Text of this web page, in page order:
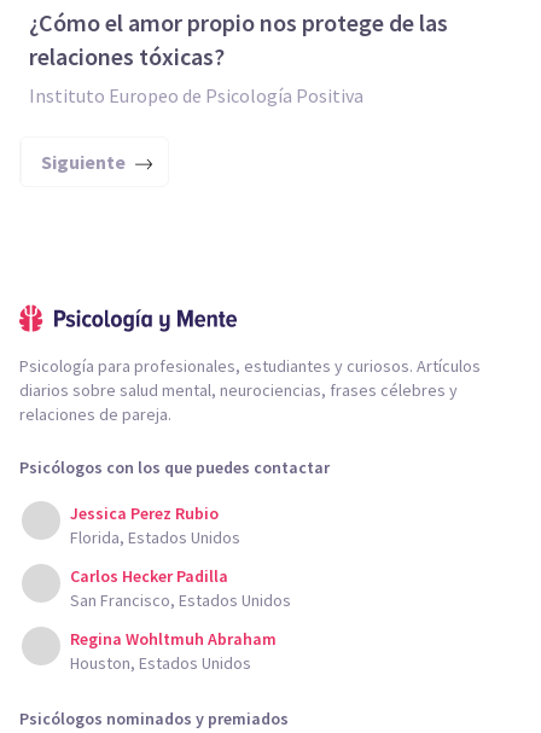
¿Cómo el amor propio nos protege de las
relaciones tóxicas?
Instituto Europeo de Psicología Positiva
Siguiente
Psicología para profesionales, estudiantes y curiosos. Artículos
diarios sobre salud mental, neurociencias, frases célebres y
relaciones de pareja.
Psicólogos con los que puedes contactar
Jessica Perez Rubio
Florida, Estados Unidos
Carlos Hecker Padilla
San Francisco, Estados Unidos
Regina Wohltmuh Abraham
Houston, Estados Unidos
Psicólogos nominados y premiados